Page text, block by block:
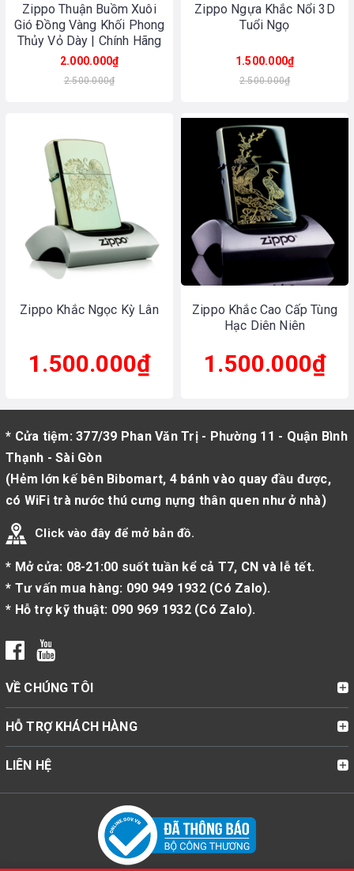
Zippo Thuận Buồm Xuôi
Gió Đồng Vàng Khối Phong
Thủy Vỏ Dày | Chính Hãng
Made In USA
2.000.000₫
2.500.000₫
Zippo Ngựa Khắc Nổi 3D
Tuổi Ngọ
1.500.000₫
2.500.000₫
Zippo Khắc Ngọc Kỳ Lân
1.500.000₫
Zippo Khắc Cao Cấp Tùng
Hạc Diên Niên
1.500.000₫
* Cửa tiệm: 377/39 Phan Văn Trị - Phường 11 - Quận Bình
Thạnh - Sài Gòn
(Hẻm lớn kế bên Bibomart, 4 bánh vào quay đầu được,
có WiFi trà nước thú cưng nựng thân quen như ở nhà)
Click vào đây để mở bản đồ.
* Mở cửa: 08-21:00 suốt tuần kể cả T7, CN và lễ tết.
* Tư vấn mua hàng: 090 949 1932(Có Zalo).
* Hỗ trợ kỹ thuật: 090 969 1932(Có Zalo).
VỀ CHÚNG TÔI
HỖ TRỢ KHÁCH HÀNG
LIÊN HỆ